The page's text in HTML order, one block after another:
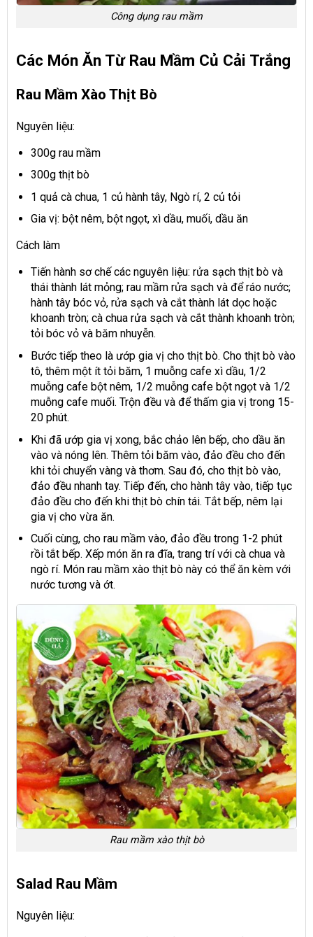
Công dụng rau mầm
Các Món Ăn Từ Rau Mầm Củ Cải Trắng
Rau Mầm Xào Thịt Bò
Nguyên liệu:
300g rau mầm
300g thịt bò
1 quả cà chua, 1 củ hành tây, Ngò rí, 2 củ tỏi
Gia vị: bột nêm, bột ngọt, xì dầu, muối, dầu ăn
Cách làm
Tiến hành sơ chế các nguyên liệu: rửa sạch thịt bò và
thái thành lát mỏng; rau mầm rửa sạch và để ráo nước;
hành tây bóc vỏ, rửa sạch và cắt thành lát dọc hoặc
khoanh tròn; cà chua rửa sạch và cắt thành khoanh tròn;
tỏi bóc vỏ và băm nhuyễn.
Bước tiếp theo là ướp gia vị cho thịt bò. Cho thịt bò vào
tô, thêm một ít tỏi băm, 1 muỗng cafe xì dầu, 1/2
muỗng cafe bột nêm, 1/2 muỗng cafe bột ngọt và 1/2
muỗng cafe muối. Trộn đều và để thấm gia vị trong 15-
20 phút.
Khi đã ướp gia vị xong, bắc chảo lên bếp, cho dầu ăn
vào và nóng lên. Thêm tỏi băm vào, đảo đều cho đến
khi tỏi chuyển vàng và thơm. Sau đó, cho thịt bò vào,
đảo đều nhanh tay. Tiếp đến, cho hành tây vào, tiếp tục
đảo đều cho đến khi thịt bò chín tái. Tắt bếp, nêm lại
gia vị cho vừa ăn.
Cuối cùng, cho rau mầm vào, đảo đều trong 1-2 phút
rồi tắt bếp. Xếp món ăn ra đĩa, trang trí với cà chua và
ngò rí. Món rau mầm xào thịt bò này có thể ăn kèm với
nước tương và ớt.
Rau mầm xào thịt bò
Salad Rau Mầm
Nguyên liệu: